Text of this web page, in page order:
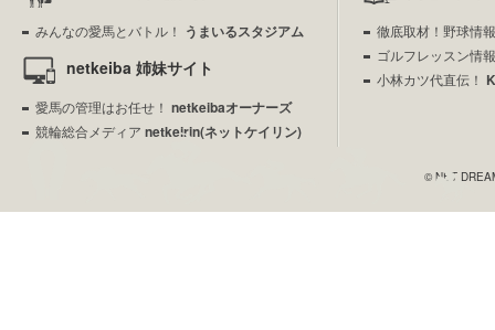
みんなの愛馬とバトル！ うまいるスタジアム
netkeiba 姉妹サイト
愛馬の管理はお任せ！ netkeibaオーナーズ
競輪総合メディア netkeirin(ネットケイリン)
徹底取材！野球情
ゴルフレッスン情
小林カツ代直伝！
© NET